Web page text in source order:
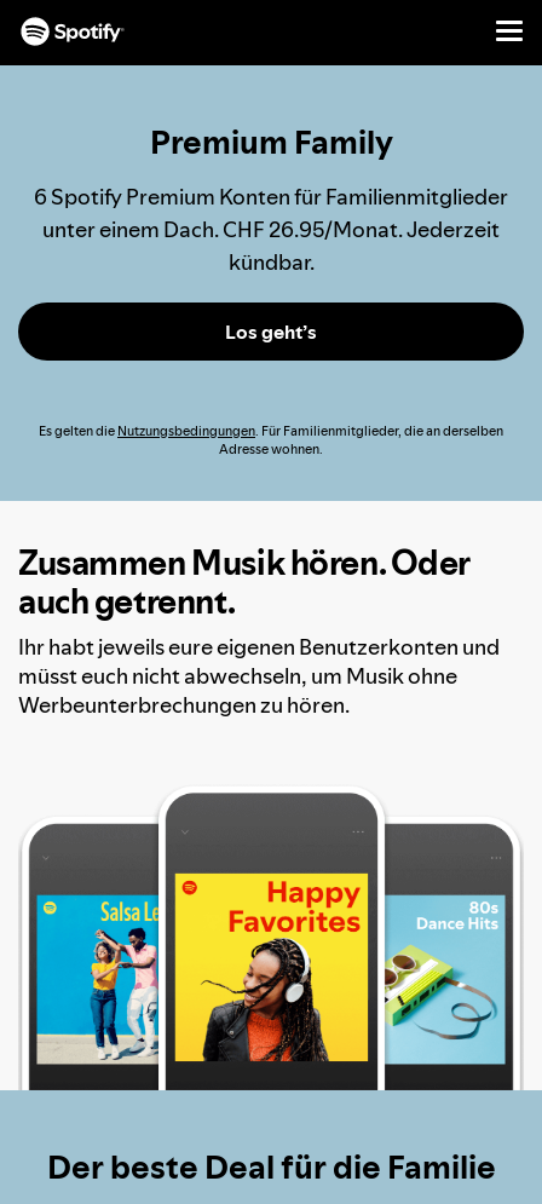
Premium Family
6 Spotify Premium Konten für Familienmitglieder
unter einem Dach. CHF 26.95/Monat. Jederzeit
kündbar.
Los geht’s
Es gelten die Nutzungsbedingungen. Für Familienmitglieder, die an derselben
Adresse wohnen.
Zusammen Musik hören. Oder
auch getrennt.
Ihr habt jeweils eure eigenen Benutzerkonten und
müsst euch nicht abwechseln, um Musik ohne
Werbeunterbrechungen zu hören.
Der beste Deal für die Familie